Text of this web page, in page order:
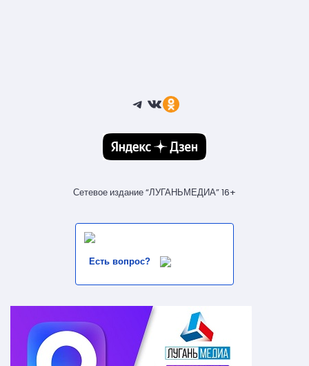
Telegram
ВКонтакте
Ссылка
Сетевое издание “ЛУГАНЬМЕДИА” 16+
Есть вопрос?